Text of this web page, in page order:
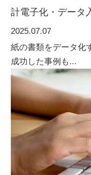
計電子化・データ
2025.07.07
紙の書類をデータ化
成功した事例も...